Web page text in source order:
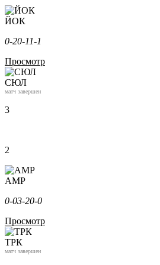
ЙОК
0-20-11-1
Просмотр
СЮЛ
матч завершен
3
2
АМР
0-03-20-0
Просмотр
ТРК
матч завершен